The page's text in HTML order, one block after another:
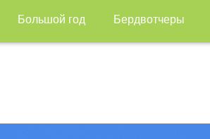
Большой год Бердвотчеры